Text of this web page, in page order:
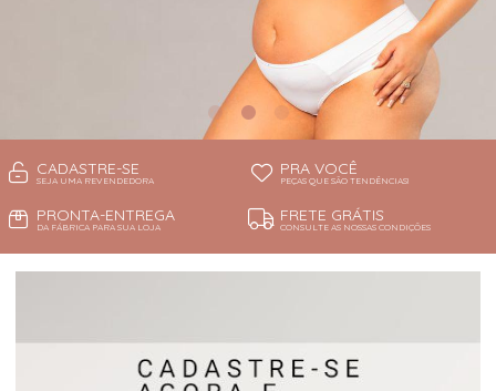
CADASTRE-SE
SEJA UMA REVENDEDORA
PRA VOCÊ
PEÇAS QUE SÃO TENDÊNCIAS!
PRONTA-ENTREGA
DA FÁBRICA PARA SUA LOJA
FRETE GRÁTIS
CONSULTE AS NOSSAS CONDIÇÕES